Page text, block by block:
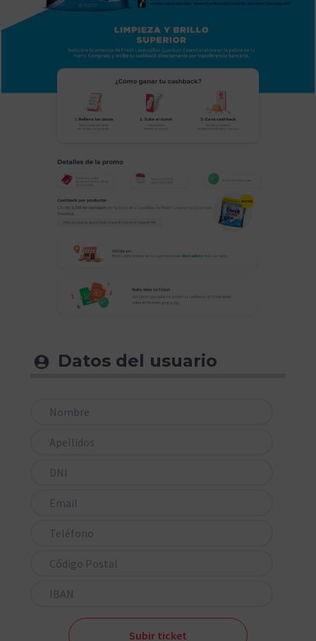
Datos del usuario
Subir ticket